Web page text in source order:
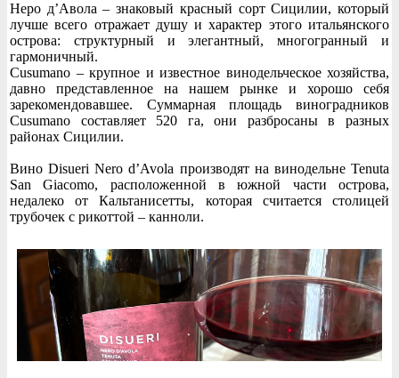
Неро д’Авола – знаковый красный сорт Сицилии, который
лучше всего отражает душу и характер этого итальянского
острова: структурный и элегантный, многогранный и
гармоничный.
Cusumano – крупное и известное винодельческое хозяйства,
давно представленное на нашем рынке и хорошо себя
зарекомендовавшее. Суммарная площадь виноградников
Cusumano составляет 520 га, они разбросаны в разных
районах Сицилии.
Вино Disueri Nero d’Avola производят на винодельне Tenuta
San Giacomo, расположенной в южной части острова,
недалеко от Кальтанисетты, которая считается столицей
трубочек с рикоттой – канноли.